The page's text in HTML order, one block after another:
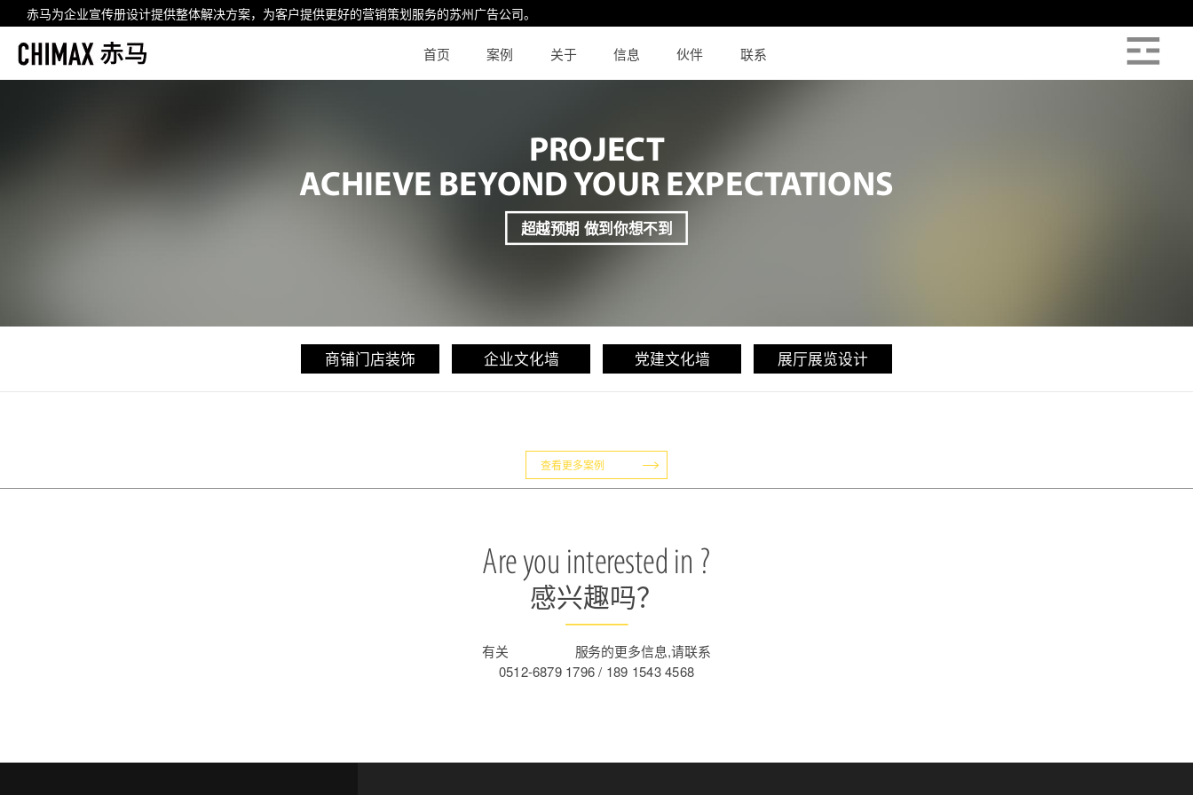
赤马为企业宣传册设计提供整体解决方案，为客户提供更好的营销策划服务的苏州广告公司。
首页 案例 关于 信息 伙伴 联系
PROJECT
ACHIEVE BEYOND YOUR EXPECTATIONS
超越预期 做到你想不到
商铺门店装饰 企业文化墙 党建文化墙 展厅展览设计
查看更多案例
Are you interested in ?
感兴趣吗？
有关
服务的更多信息,请联系
0512-6879 1796 / 189 1543 4568